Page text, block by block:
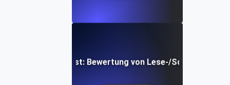
Drosselungstest: Bewertung von Lese-/